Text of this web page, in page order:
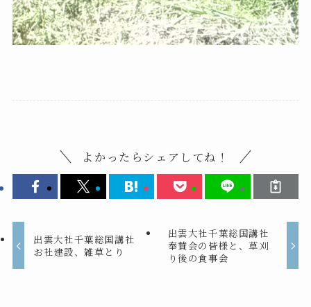
よかったらシェアしてね！
出雲大社千葉総国講社
お社建設、雑草とり
出雲大社千葉総国講社
奉賛会の皆様と、草刈
り後の食事会